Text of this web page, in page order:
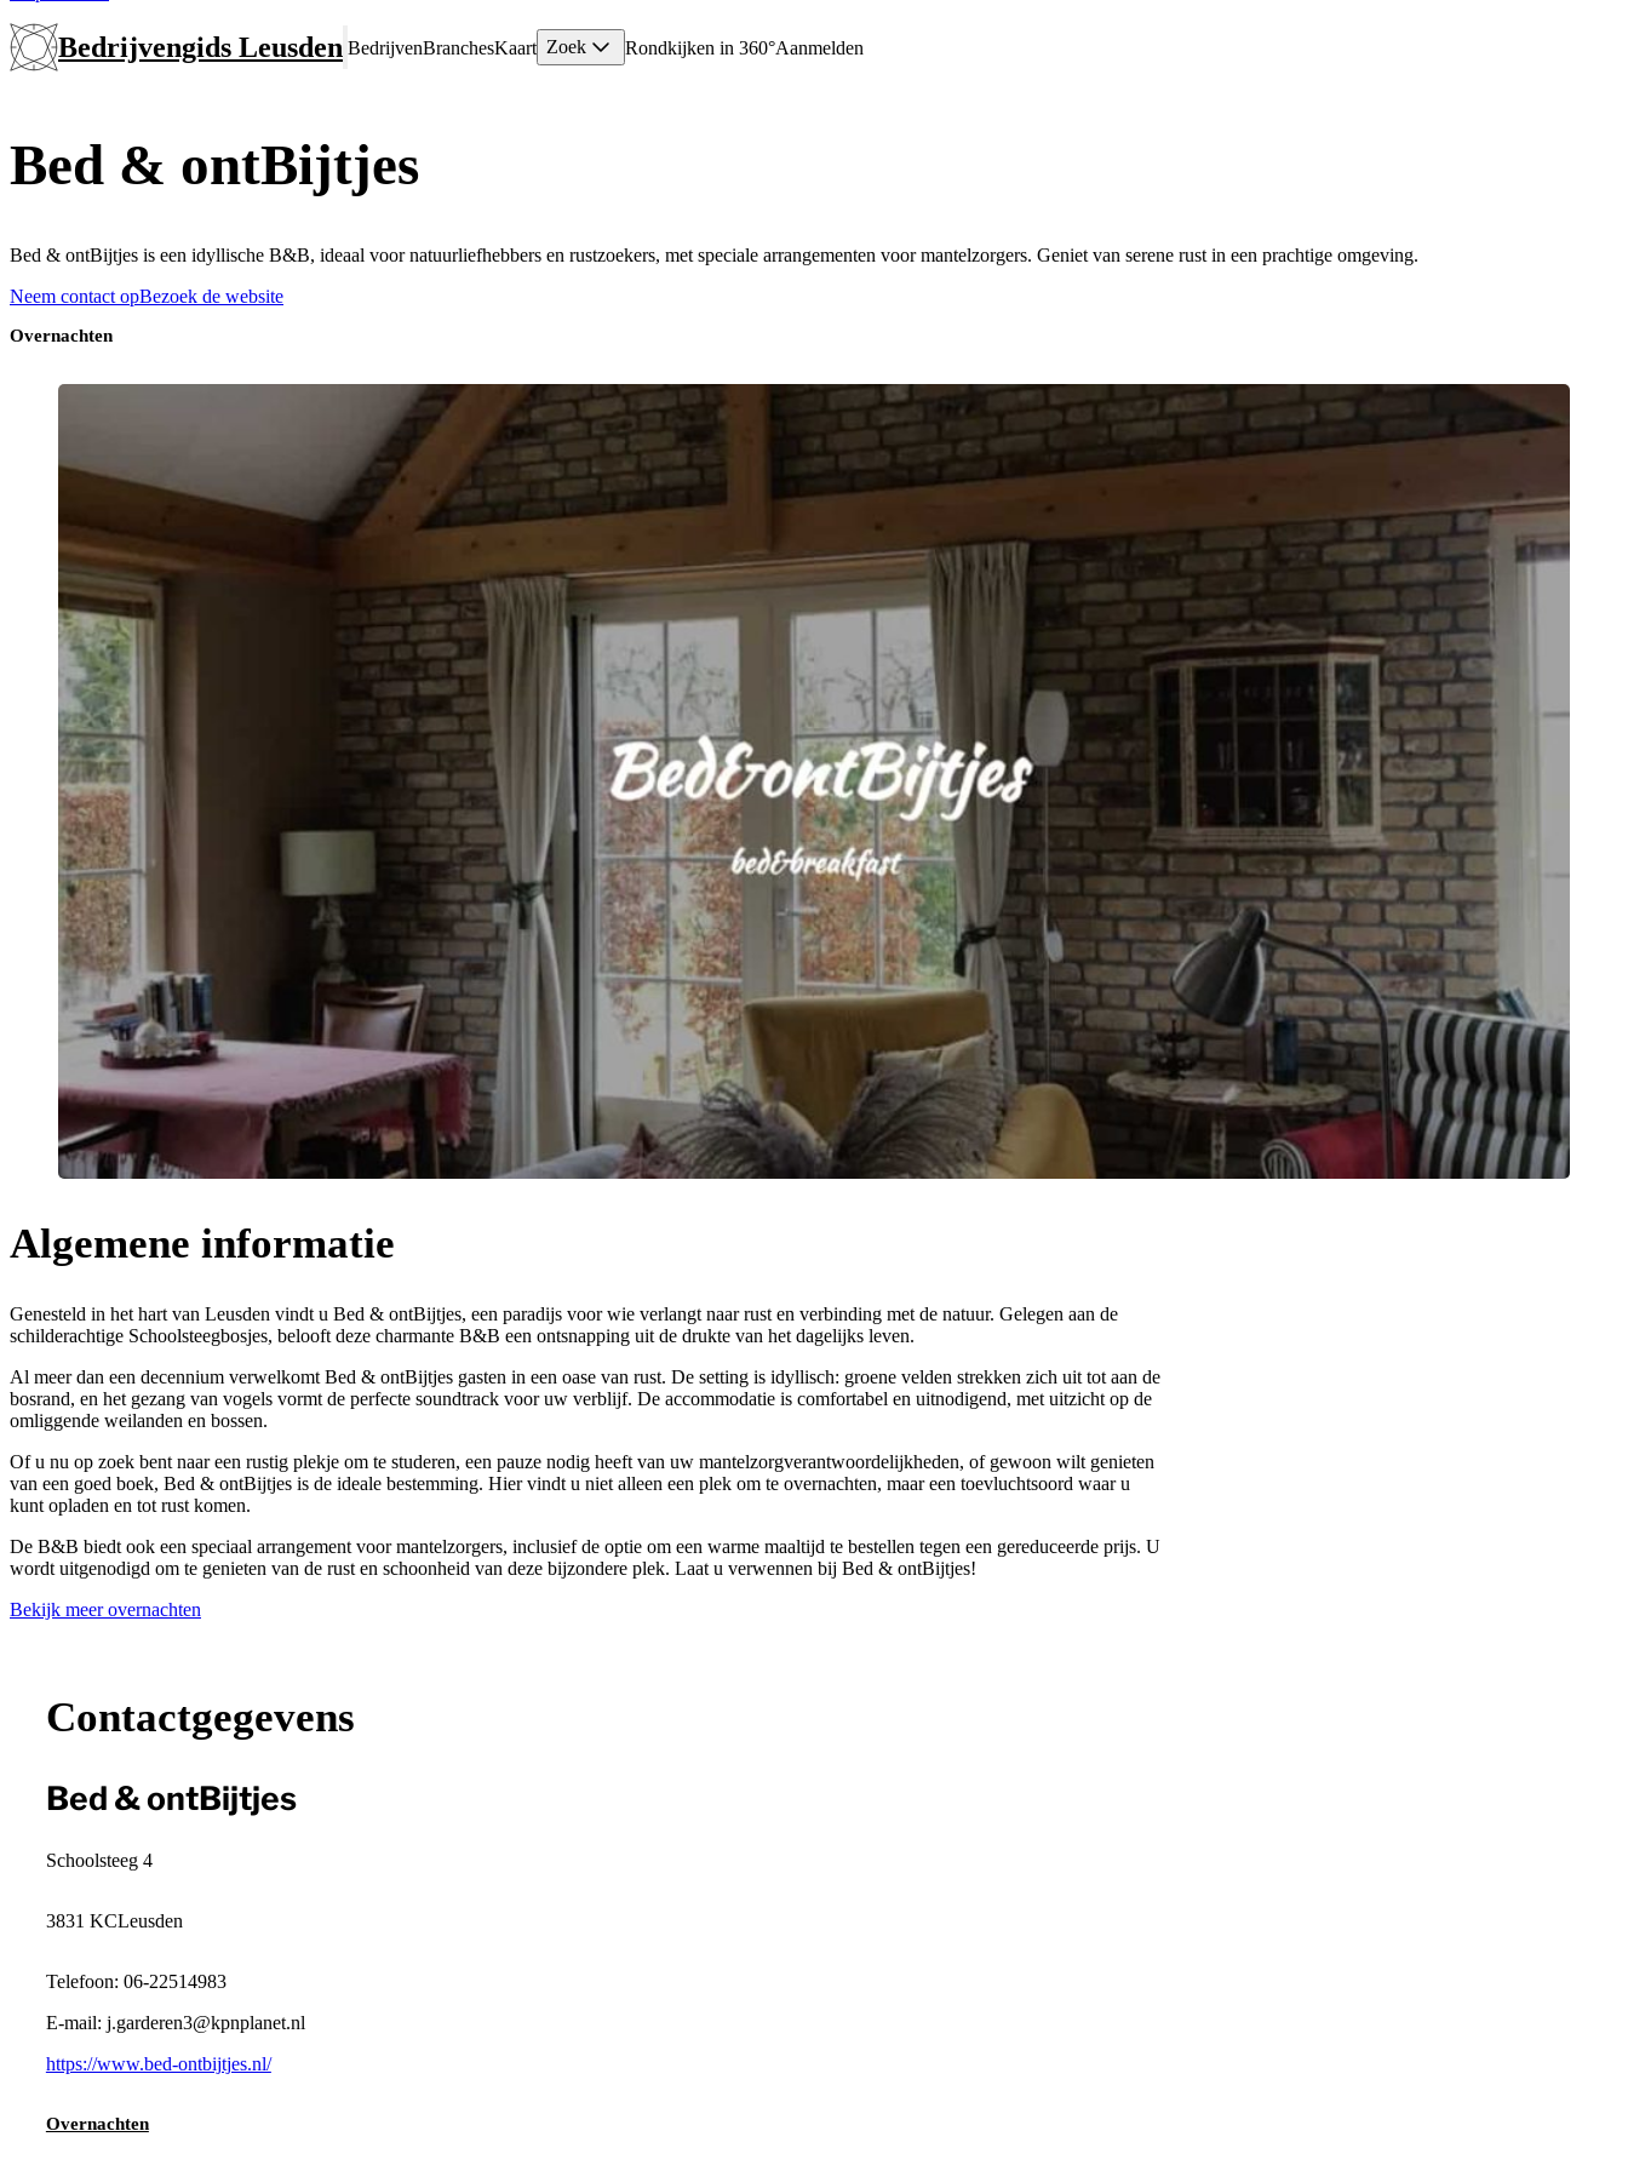
Bedrijvengids Leusden BedrijvenBranchesKaart Zoek Rondkijken in 360°Aanmelden
Bed & ontBijtjes
Bed & ontBijtjes is een idyllische B&B, ideaal voor natuurliefhebbers en rustzoekers, met speciale arrangementen voor mantelzorgers. Geniet van serene rust in een prachtige omgeving.
Neem contact opBezoek de website
Overnachten
Algemene informatie
Genesteld in het hart van Leusden vindt u Bed & ontBijtjes, een paradijs voor wie verlangt naar rust en verbinding met de natuur. Gelegen aan de
schilderachtige Schoolsteegbosjes, belooft deze charmante B&B een ontsnapping uit de drukte van het dagelijks leven.
Al meer dan een decennium verwelkomt Bed & ontBijtjes gasten in een oase van rust. De setting is idyllisch: groene velden strekken zich uit tot aan de
bosrand, en het gezang van vogels vormt de perfecte soundtrack voor uw verblijf. De accommodatie is comfortabel en uitnodigend, met uitzicht op de
omliggende weilanden en bossen.
Of u nu op zoek bent naar een rustig plekje om te studeren, een pauze nodig heeft van uw mantelzorgverantwoordelijkheden, of gewoon wilt genieten
van een goed boek, Bed & ontBijtjes is de ideale bestemming. Hier vindt u niet alleen een plek om te overnachten, maar een toevluchtsoord waar u
kunt opladen en tot rust komen.
De B&B biedt ook een speciaal arrangement voor mantelzorgers, inclusief de optie om een warme maaltijd te bestellen tegen een gereduceerde prijs. U
wordt uitgenodigd om te genieten van de rust en schoonheid van deze bijzondere plek. Laat u verwennen bij Bed & ontBijtjes!
Bekijk meer overnachten
Contactgegevens
Bed & ontBijtjes
Schoolsteeg 4
3831 KCLeusden
Telefoon: 06-22514983
E-mail: j.garderen3@kpnplanet.nl
https://www.bed-ontbijtjes.nl/
Overnachten